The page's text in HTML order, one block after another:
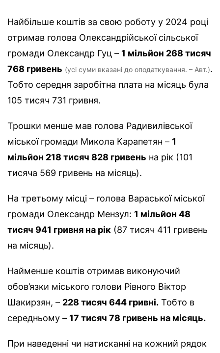
Найбільше коштів за свою роботу у 2024 році
отримав голова Олександрійської сільської
громади Олександр Гуц – 1 мільйон 268 тисяч
768 гривень (усі суми вказані до оподаткування. – Авт.).
Тобто середня заробітна плата на місяць була
105 тисяч 731 гривня.
Трошки менше мав голова Радивилівської
міської громади Микола Карапетян – 1
мільйон 218 тисяч 828 гривень на рік (101
тисяча 569 гривень на місяць).
На третьому місці – голова Вараської міської
громади Олександр Мензул: 1 мільйон 48
тисяч 941 гривня на рік (87 тисяч 411 гривень
на місяць).
Найменше коштів отримав виконуючий
обов’язки міського голови Рівного Віктор
Шакирзян, – 228 тисяч 644 гривні. Тобто в
середньому – 17 тисяч 78 гривень на місяць.
При наведенні чи натисканні на кожний рядок